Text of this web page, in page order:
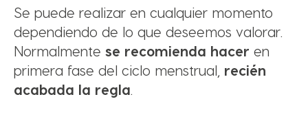
Se puede realizar en cualquier momento
dependiendo de lo que deseemos valorar.
Normalmente se recomienda hacer en
primera fase del ciclo menstrual, recién
acabada la regla.